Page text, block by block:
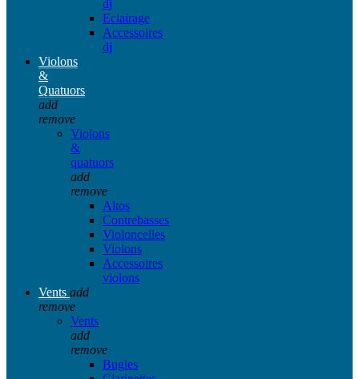
dj
Eclairage
Accessoires
dj
Violons
&
Quatuors
add
remove
Violons
&
quatuors
add
remove
Altos
Contrebasses
Violoncelles
Violons
Accessoires
violons
Vents add
remove
Vents
add
remove
Bugles